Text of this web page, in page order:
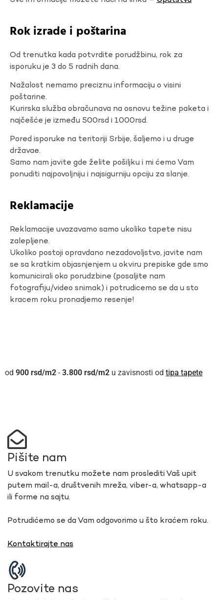
Rok izrade i poštarina
Od trenutka kada potvrdite porudžbinu, rok za
isporuku je 3 do 5 radnih dana.
Nažalost nemamo preciznu informaciju o visini
poštarine.
Kurirska služba obračunava na osnovu težine paketa i
najčešće je između 500rsd i 1000rsd.
Pored isporuke na teritoriji Srbije, šaljemo i u druge
državae.
Samo nam javite gde želite pošiljku i mi ćemo Vam
ponuditi najpovoljniju i najsigurniju opciju za slanje.
Reklamacije
Reklamacije uvazavamo samo ukoliko tapete nisu
zalepljene.
Ukoliko postoji opravdano nezadovoljstvo, javite nam
se sa kratkim objasnjenjem u okviru prepiske gde smo
komunicirali oko porudzbine (posaljite nam
fotografiju/video snimak) i potrudicemo se da u sto
kracem roku pronadjemo resenje!
900 rsd - 3.800 rsd u zavisnosti od tipa tapete
Pišite nam
U svakom trenutku možete nam proslediti Vaš upit
putem mail-a, društvenih mreža, viber-a, whatsapp-a
ili forme na sajtu.
Potrudićemo se da Vam odgovorimo u što kraćem roku.
Kontaktirajte nas
Pozovite nas